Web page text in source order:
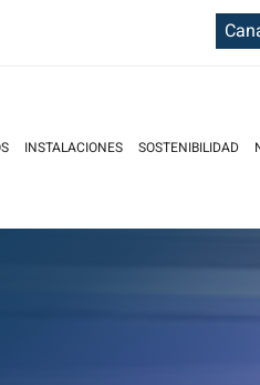
INSTALACIONES SOSTENIBILIDAD